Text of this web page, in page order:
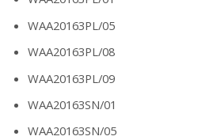
WAA20163PL/05
WAA20163PL/08
WAA20163PL/09
WAA20163SN/01
WAA20163SN/05